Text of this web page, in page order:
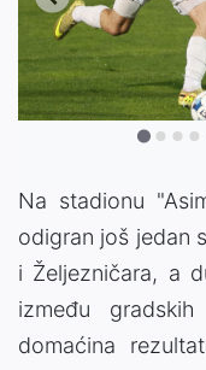
Na stadionu
odigran još jedan
i Željezničara, a
između
domaćina